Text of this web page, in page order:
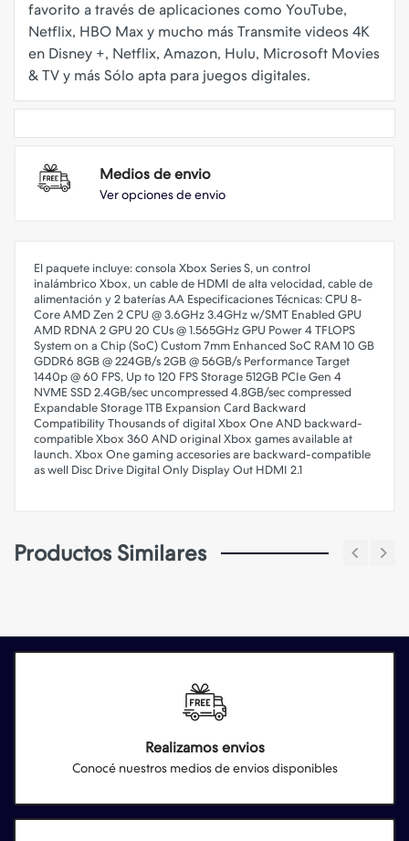
favorito a través de aplicaciones como YouTube,
Netflix, HBO Max y mucho más Transmite videos 4K
en Disney +, Netflix, Amazon, Hulu, Microsoft Movies
Medios de envio
Ver opciones de envio
El paquete incluye: consola Xbox Series S, un control
inalámbrico Xbox, un cable de HDMI de alta velocidad, cable de
alimentación y 2 baterías AA Especificaciones Técnicas: CPU 8-
Core AMD Zen 2 CPU @ 3.6GHz 3.4GHz w/SMT Enabled GPU
AMD RDNA 2 GPU 20 CUs @ 1.565GHz GPU Power 4 TFLOPS
System on a Chip (SoC) Custom 7mm Enhanced SoC RAM 10 GB
GDDR6 8GB @ 224GB/s 2GB @ 56GB/s Performance Target
1440p @ 60 FPS, Up to 120 FPS Storage 512GB PCIe Gen 4
NVME SSD 2.4GB/sec uncompressed 4.8GB/sec compressed
Expandable Storage 1TB Expansion Card Backward
Compatibility Thousands of digital Xbox One AND backward-
compatible Xbox 360 AND original Xbox games available at
launch. Xbox One gaming accesories are backward-compatible
as well Disc Drive Digital Only Display Out HDMI 2.1
Productos Similares
Realizamos envios
Conocé nuestros medios de envios disponibles